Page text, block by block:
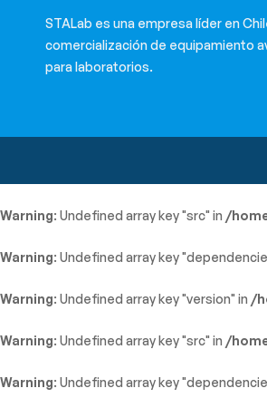
STALab es una empresa líder en
comercialización de equipamiento
para laboratorios.
Warning: Undefined array key "src" in /
Warning: Undefined array key
Warning: Undefined array key "version" in /
Warning: Undefined array key "src" in /
Warning: Undefined array key